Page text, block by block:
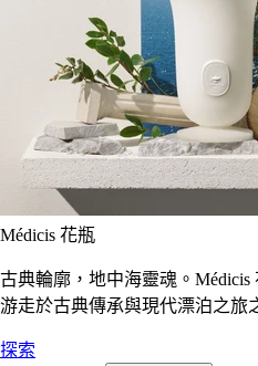
Médicis 花瓶
古典輪廓，地中海靈魂。Médicis
游走於古典傳承與現代漂泊之旅
探索